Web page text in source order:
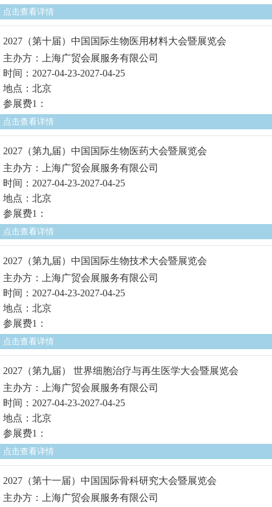
点击查看详情
2027（第十届）中国国际生物医用材料大会暨展览会
主办方：上海广贸会展服务有限公司
时间：2027-04-23-2027-04-25
地点：北京
参展费1：
点击查看详情
2027（第九届）中国国际生物医药大会暨展览会
主办方：上海广贸会展服务有限公司
时间：2027-04-23-2027-04-25
地点：北京
参展费1：
点击查看详情
2027（第九届）中国国际生物技术大会暨展览会
主办方：上海广贸会展服务有限公司
时间：2027-04-23-2027-04-25
地点：北京
参展费1：
点击查看详情
2027（第九届） 世界细胞治疗与再生医学大会暨展览会
主办方：上海广贸会展服务有限公司
时间：2027-04-23-2027-04-25
地点：北京
参展费1：
点击查看详情
2027（第十一届）中国国际骨科研究大会暨展览会
主办方：上海广贸会展服务有限公司